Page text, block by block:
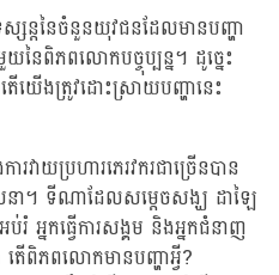
ស្សន្តនៃចំនួនយុវជនដែលមានបញ្ហា
នៃពិភពលោកបច្ចុប្បន្ន។ ដូច្នេះ
ើងត្រូវដោះស្រាយបញ្ហានេះ
វាយប្រហារភេរវករជាច្រើនបាន
នា។ ទីណាដែលសម្តេចសង្ឃ ដាឡៃ
អ្នកធ្វើការសង្គម និងអ្នកជំនាញ
ពិភពលោកមានបញ្ហាអ្វី?